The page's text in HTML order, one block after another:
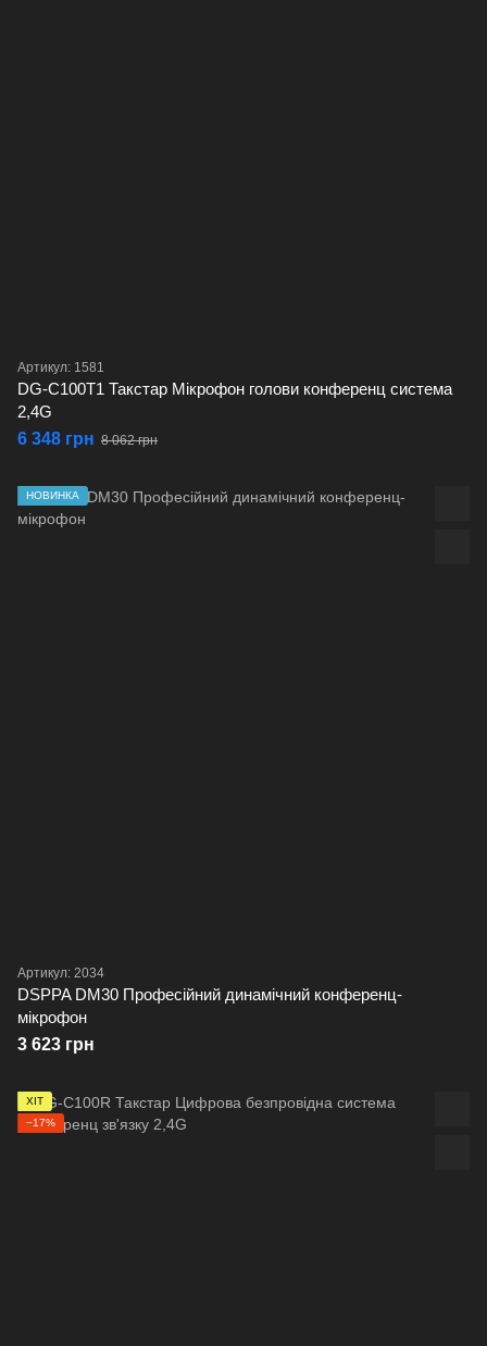
Артикул: 1581
DG-C100T1 Такстар Мікрофон голови конференц система
2,4G
6 348 грн 8 062 грн
НОВИНКА
Артикул: 2034
DSPPA DM30 Професійний динамічний конференц-
мікрофон
3 623 грн
ХІТ
−17%